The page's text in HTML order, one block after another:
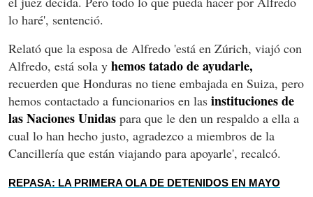
lo haré', sentenció.
Relató que la esposa de Alfredo 'está en Zúrich, viajó con
Alfredo, está sola y hemos tatado de ayudarle,
recuerden que Honduras no tiene embajada en Suiza, pero
hemos contactado a funcionarios en las instituciones de
las Naciones Unidas para que le den un respaldo a ella a
cual lo han hecho justo, agradezco a miembros de la
Cancillería que están viajando para apoyarle', recalcó.
REPASA: LA PRIMERA OLA DE DETENIDOS EN MAYO